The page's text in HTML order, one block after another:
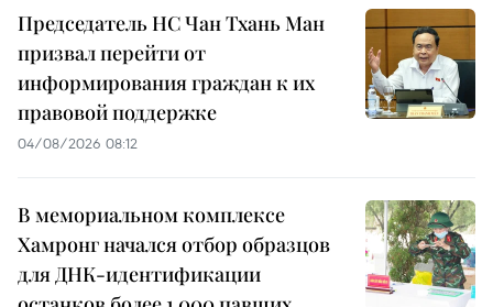
Председатель НС Чан Тхань Ман
призвал перейти от
информирования граждан к их
правовой поддержке
04/08/2026 08:12
В мемориальном комплексе
Хамронг начался отбор образцов
для ДНК-идентификации